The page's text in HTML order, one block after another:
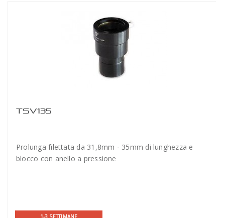
TSV135
Prolunga filettata da 31,8mm - 35mm di lunghezza e
blocco con anello a pressione
1-3 SETTIMANE